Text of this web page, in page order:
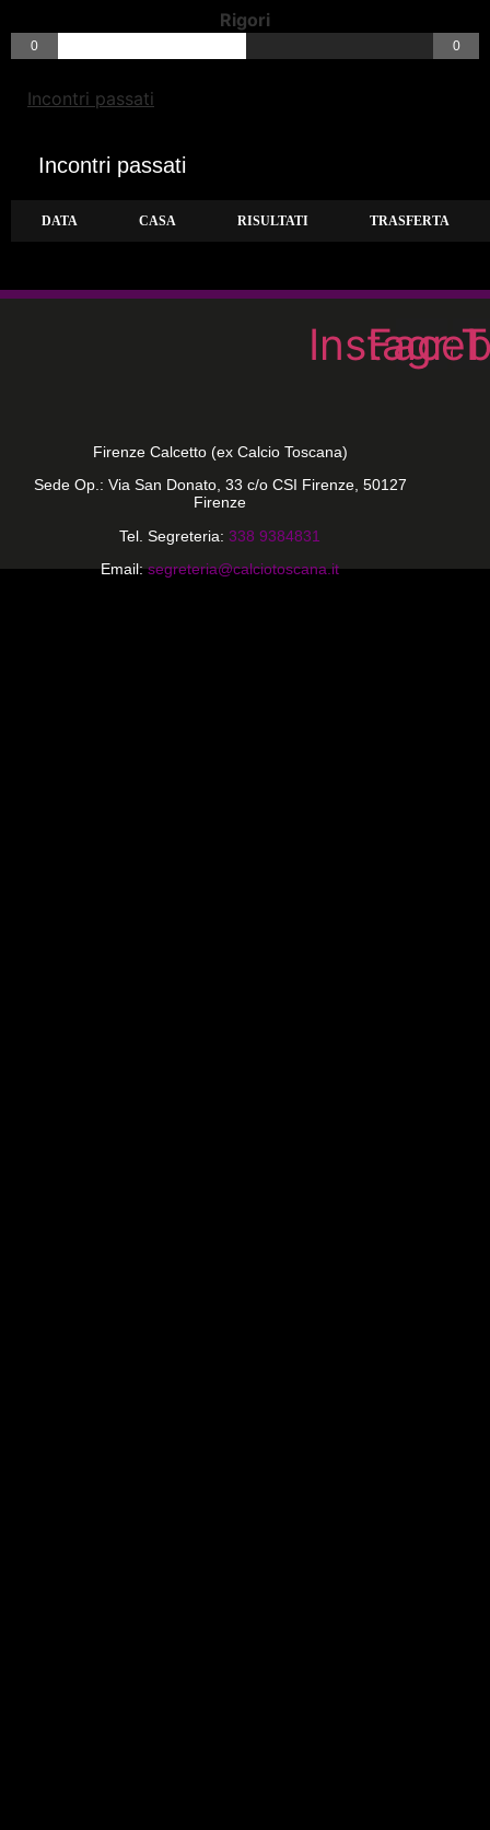
Rigori
0 0
Incontri passati
Incontri passati
DATA CASA RISULTATI TRASFERTA
Firenze Calcetto (ex Calcio Toscana)
Sede Op.: Via San Donato, 33 c/o CSI Firenze, 50127
Firenze
Tel. Segreteria: 338 9384831
Email: segreteria@calciotoscana.it